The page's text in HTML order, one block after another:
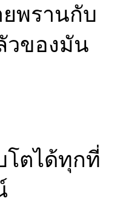
พรานกับ
ของมัน
โตได้ทุกที่